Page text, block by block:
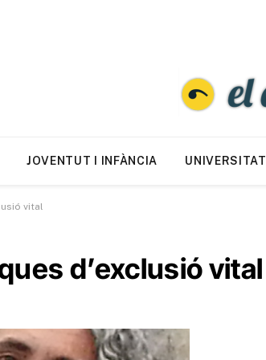
JOVENTUT I INFÀNCIA UNIVERSITAT
vital
d’exclusió vital